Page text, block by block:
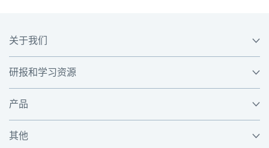
关于我们
研报和学习资源
产品
其他